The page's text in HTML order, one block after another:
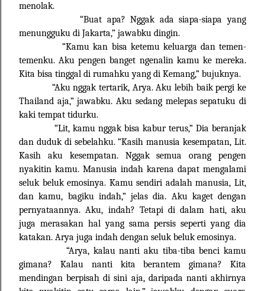
menolak.
“Buat apa? Nggak ada siapa-siapa yang
menungguku di Jakarta,” jawabku dingin.
“Kamu kan bisa ketemu keluarga dan temen-
temenku. Aku pengen banget ngenalin kamu ke mereka.
Kita bisa tinggal di rumahku yang di Kemang,” bujuknya.
“Aku nggak tertarik, Arya. Aku lebih baik pergi ke
Thailand aja,” jawabku. Aku sedang melepas sepatuku di
kaki tempat tidurku.
“Lit, kamu nggak bisa kabur terus,” Dia beranjak
dan duduk di sebelahku. “Kasih manusia kesempatan, Lit.
Kasih aku kesempatan. Nggak semua orang pengen
nyakitin kamu. Manusia indah karena dapat mengalami
seluk beluk emosinya. Kamu sendiri adalah manusia, Lit,
dan kamu, bagiku indah,” jelas dia. Aku kaget dengan
pernyataannya. Aku, indah? Tetapi di dalam hati, aku
juga merasakan hal yang sama persis seperti yang dia
katakan. Arya juga indah dengan seluk beluk emosinya.
“Arya, kalau nanti aku tiba-tiba benci kamu
gimana? Kalau nanti kita berantem gimana? Kita
mendingan berpisah di sini aja, daripada nanti akhirnya